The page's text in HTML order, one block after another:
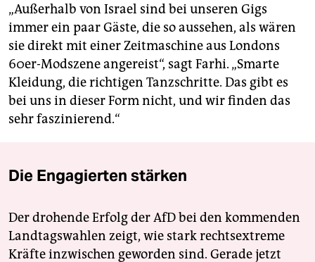
„Außerhalb von Israel sind bei unseren Gigs
immer ein paar Gäste, die so aussehen, als wären
sie direkt mit einer Zeitmaschine aus Londons
60er-Modszene angereist“, sagt Farhi. „Smarte
Kleidung, die richtigen Tanzschritte. Das gibt es
bei uns in dieser Form nicht, und wir finden das
sehr faszinierend.“
Die Engagierten stärken
Der drohende Erfolg der AfD bei den kommenden
Landtagswahlen zeigt, wie stark rechtsextreme
Kräfte inzwischen geworden sind. Gerade jetzt